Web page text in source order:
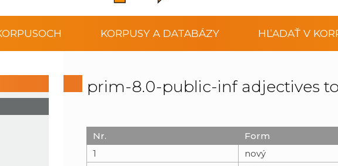
KORPUSY A DATABÁZY HĽADAŤ V
prim-8.0-public-inf adjectives
Nr. Form
1
nový